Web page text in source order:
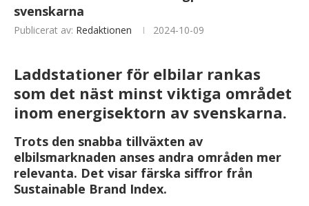
svenskarna
Publicerat av: Redaktionen 2024-10-09
Laddstationer för elbilar rankas
som det näst minst viktiga området
inom energisektorn av svenskarna.
Trots den snabba tillväxten av
elbilsmarknaden anses andra områden mer
relevanta. Det visar färska siffror från
Sustainable Brand Index.